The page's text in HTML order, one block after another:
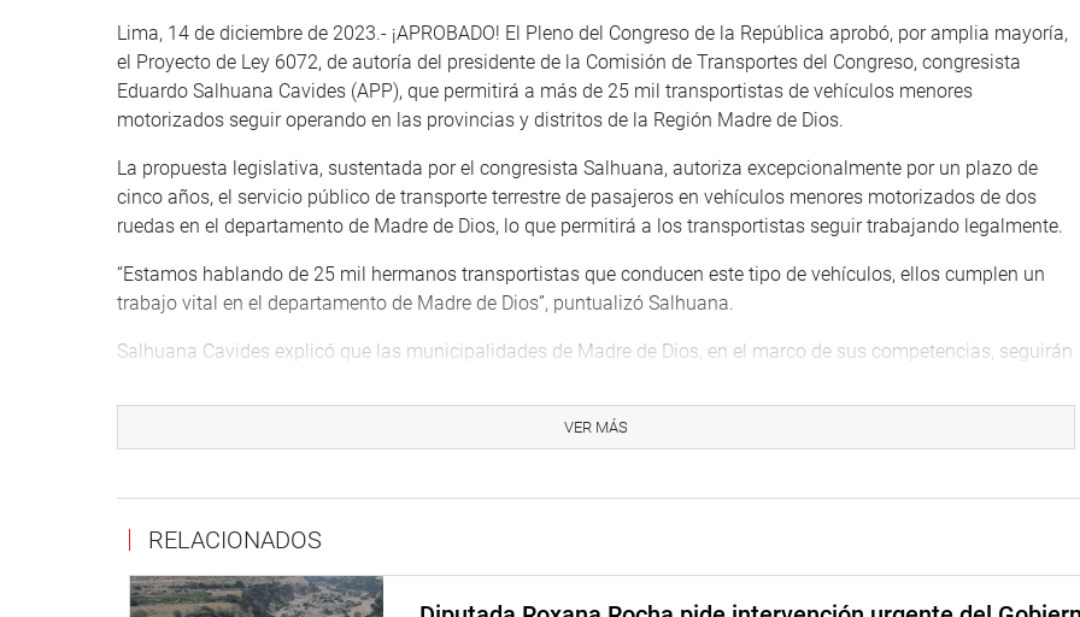
Lima, 14 de diciembre de 2023.- ¡APROBADO! El Pleno del Congreso de la República aprobó, por amplia mayoría,
el Proyecto de Ley 6072, de autoría del presidente de la Comisión de Transportes del Congreso, congresista
Eduardo Salhuana Cavides (APP), que permitirá a más de 25 mil transportistas de vehículos menores
motorizados seguir operando en las provincias y distritos de la Región Madre de Dios.
La propuesta legislativa, sustentada por el congresista Salhuana, autoriza excepcionalmente por un plazo de
cinco años, el servicio público de transporte terrestre de pasajeros en vehículos menores motorizados de dos
ruedas en el departamento de Madre de Dios, lo que permitirá a los transportistas seguir trabajando legalmente.
“Estamos hablando de 25 mil hermanos transportistas que conducen este tipo de vehículos, ellos cumplen un
trabajo vital en el departamento de Madre de Dios”, puntualizó Salhuana.
Salhuana Cavides explicó que las municipalidades de Madre de Dios, en el marco de sus competencias, seguirán
protección del pasajero.
Actualmente los transportistas motorizados de Madre de Dios están inscritos en las municipalidades, pertenecen
Prensa Bancada APP Rocío Quispe 995954557
VER MÁS
RELACIONADOS